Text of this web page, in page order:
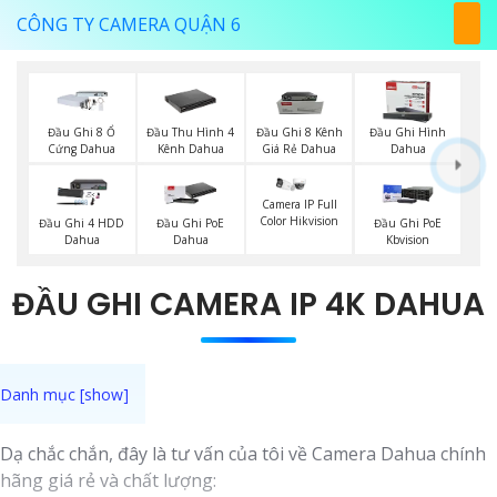
CÔNG TY CAMERA QUẬN 6
Đầu Ghi 8 Ổ
Cứng Dahua
Đầu Thu Hình 4
Kênh Dahua
Đầu Ghi 8 Kênh
Giá Rẻ Dahua
Đầu Ghi Hình
Dahua
Đầu Ghi 4 HDD
Dahua
Đầu Ghi PoE
Dahua
Camera IP Full
Color Hikvision
Đầu Ghi PoE
Kbvision
ĐẦU GHI CAMERA IP 4K DAHUA
Dạ chắc chắn, đây là tư vấn của tôi về Camera Dahua chính
hãng giá rẻ và chất lượng: